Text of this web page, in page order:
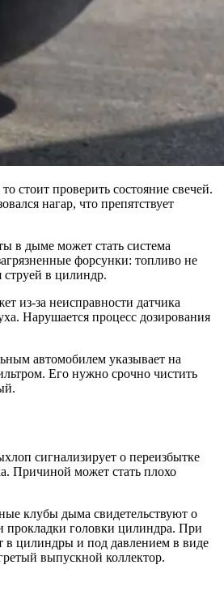
стоит проверить состояние свечей.
нагар, что препятствует
в дыме может стать система
форсунки: топливо не
струей в цилиндр.
из-за неисправности датчика
Нарушается процесс дозирования
автомобилем указывает на
Его нужно срочно чистить
сигнализирует о переизбытке
Причиной может стать плохо
клубы дыма свидетельствуют о
прокладки головки цилиндра. При
в цилиндры и под давлением в виде
выпускной коллектор.